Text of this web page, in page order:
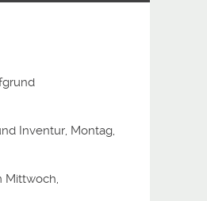
Inventur, Montag,
Mittwoch,